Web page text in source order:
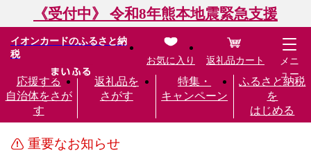
《受付中》 令和8年熊本地震緊急支援
イオンカードのふるさと納
税
応援する
自治体をさが
す
返礼品を
さがす
特集・
キャンペーン
ふるさと納税
を
はじめる
お気に入り 返礼品カート
メニ
ュー
重要なお知らせ